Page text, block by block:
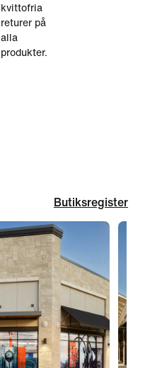
kvittofria
returer på
alla
produkter.
Butiksregister